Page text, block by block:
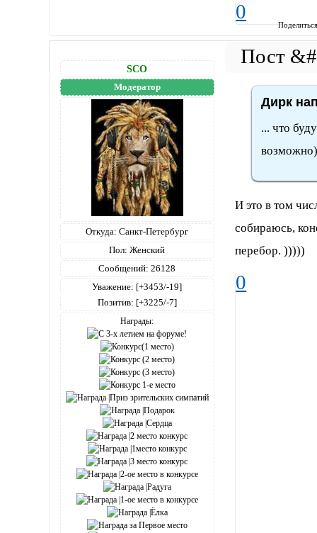
0
SCO
Модератор
Откуда: Санкт-Петербург
Пол: Женский
Сообщений: 26128
Уважение: [+3453/-19]
Позитив: [+3225/-7]
Награды:
Дирк
... что
И это в том
собираюсь,
перебор. )))))
0